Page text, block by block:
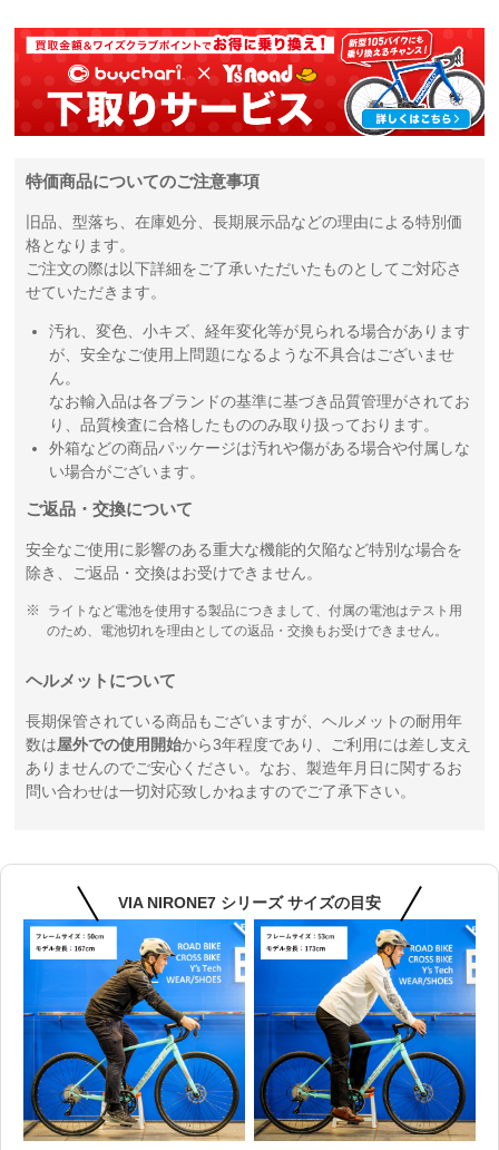
特価商品についてのご注意事項
旧品、型落ち、在庫処分、長期展示品などの理由による特別価
格となります。
ご注文の際は以下詳細をご了承いただいたものとしてご対応さ
せていただきます。
汚れ、変色、小キズ、経年変化等が見られる場合があります
が、安全なご使用上問題になるような不具合はございませ
ん。
なお輸入品は各ブランドの基準に基づき品質管理がされてお
り、品質検査に合格したもののみ取り扱っております。
外箱などの商品パッケージは汚れや傷がある場合や付属しな
い場合がございます。
ご返品・交換について
安全なご使用に影響のある重大な機能的欠陥など特別な場合を
除き、ご返品・交換はお受けできません。
ライトなど電池を使用する製品につきまして、付属の電池はテスト用
のため、電池切れを理由としての返品・交換もお受けできません。
ヘルメットについて
長期保管されている商品もございますが、ヘルメットの耐用年
数は屋外での使用開始から3年程度であり、ご利用には差し支え
ありませんのでご安心ください。なお、製造年月日に関するお
問い合わせは一切対応致しかねますのでご了承下さい。
VIA NIRONE7 シリーズ サイズの目安